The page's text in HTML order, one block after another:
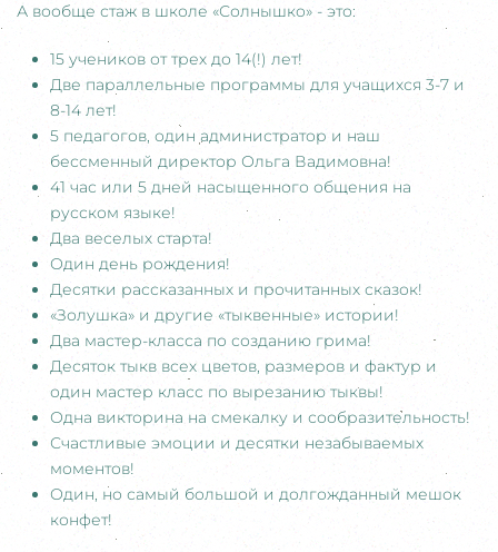
А вообще стаж в школе «Солнышко» - это:
15 учеников от трех до 14(!) лет!
Две параллельные программы для учащихся 3-7 и
8-14 лет!
5 педагогов, один администратор и наш
бессменный директор Ольга Вадимовна!
41 час или 5 дней насыщенного общения на
русском языке!
Два веселых старта!
Один день рождения!
Десятки рассказанных и прочитанных сказок!
«Золушка» и другие «тыквенные» истории!
Два мастер-класса по созданию грима!
Десяток тыкв всех цветов, размеров и фактур и
один мастер класс по вырезанию тыквы!
Одна викторина на смекалку и сообразительность!
Счастливые эмоции и десятки незабываемых
моментов!
Один, но самый большой и долгожданный мешок
конфет!